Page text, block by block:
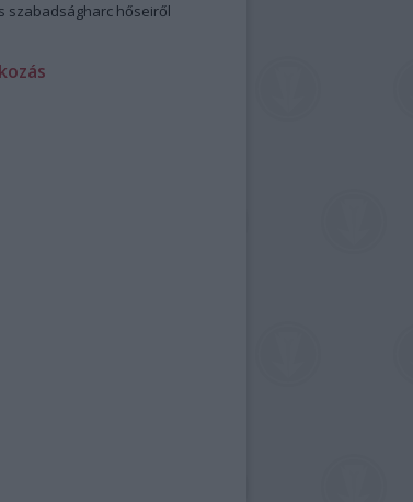
szabadságharc hőseiről